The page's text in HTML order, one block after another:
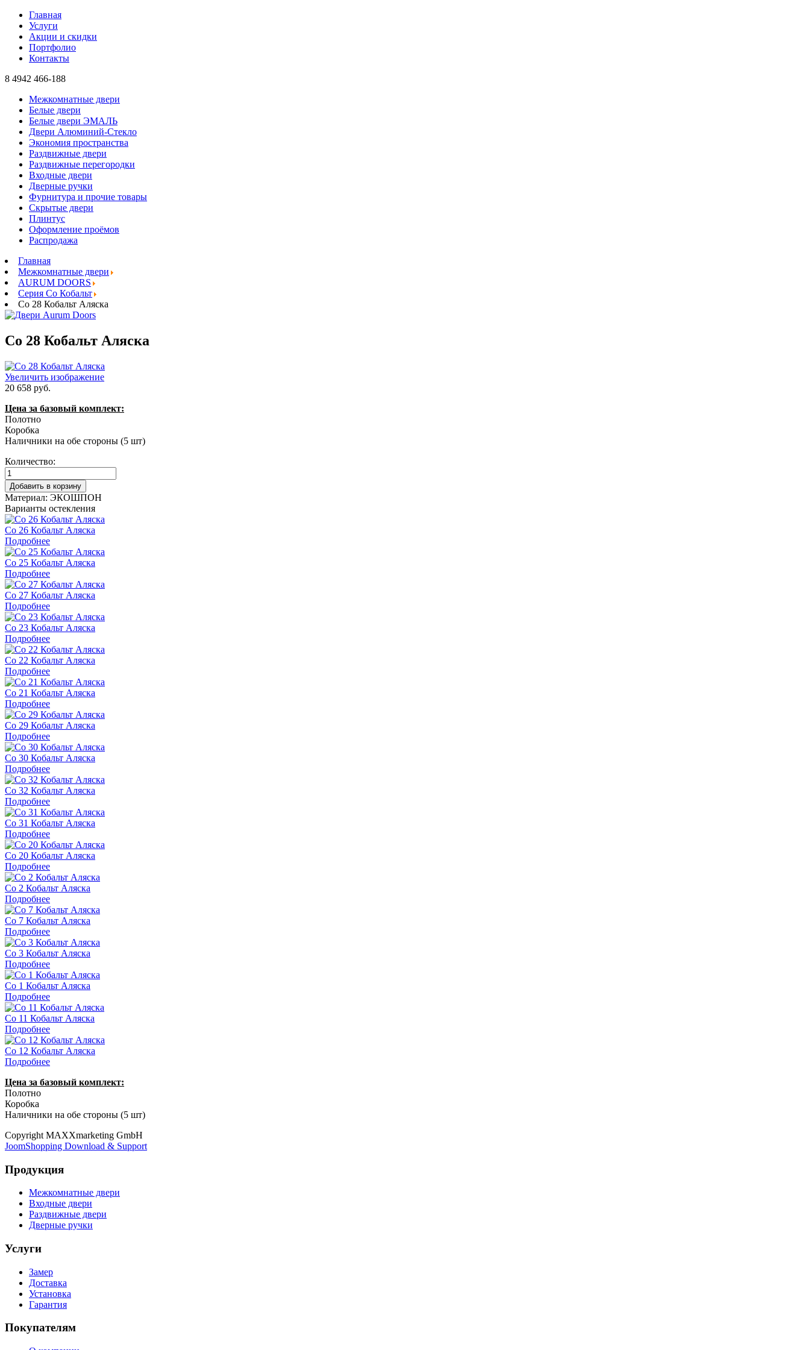
Главная
Услуги
Акции и скидки
Портфолио
Контакты
8 4942 466-188
Межкомнатные двери
Белые двери
Белые двери ЭМАЛЬ
Двери Алюминий-Стекло
Экономия пространства
Раздвижные двери
Раздвижные перегородки
Входные двери
Дверные ручки
Фурнитура и прочие товары
Скрытые двери
Плинтус
Оформление проёмов
Распродажа
Главная
Межкомнатные двери
AURUM DOORS
Серия Co Кобальт
Co 28 Кобальт Аляска
Co 28 Кобальт Аляска
Увеличить изображение
20 658 руб.
Цена за базовый комплект:
Полотно
Коробка
Наличники на обе стороны (5 шт)
Количество:
Материал: ЭКОШПОН
Варианты остекления
Co 26 Кобальт Аляска
Подробнее
Co 25 Кобальт Аляска
Подробнее
Co 27 Кобальт Аляска
Подробнее
Co 23 Кобальт Аляска
Подробнее
Co 22 Кобальт Аляска
Подробнее
Co 21 Кобальт Аляска
Подробнее
Co 29 Кобальт Аляска
Подробнее
Co 30 Кобальт Аляска
Подробнее
Co 32 Кобальт Аляска
Подробнее
Co 31 Кобальт Аляска
Подробнее
Co 20 Кобальт Аляска
Подробнее
Co 2 Кобальт Аляска
Подробнее
Co 7 Кобальт Аляска
Подробнее
Co 3 Кобальт Аляска
Подробнее
Co 1 Кобальт Аляска
Подробнее
Co 11 Кобальт Аляска
Подробнее
Co 12 Кобальт Аляска
Подробнее
Цена за базовый комплект:
Полотно
Коробка
Наличники на обе стороны (5 шт)
Copyright MAXXmarketing GmbH
JoomShopping Download & Support
Продукция
Межкомнатные двери
Входные двери
Раздвижные двери
Дверные ручки
Услуги
Замер
Доставка
Установка
Гарантия
Покупателям